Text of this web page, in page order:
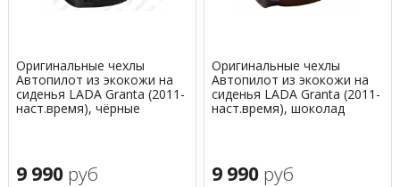
Оригинальные чехлы
Автопилот из экокожи на
сиденья LADA Granta (2011-
наст.время), чёрные
9 990 руб
Оригинальные чехлы
Автопилот из экокожи на
сиденья LADA Granta (2011-
наст.время), шоколад
9 990 руб